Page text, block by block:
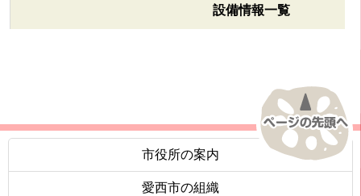
設備情報一覧
市役所の案内
愛西市の組織